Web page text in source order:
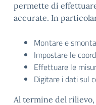
permette di
accurate. In
Montare e
Impostare le
Effettuare le
Digitare i dati sul
Al termine del